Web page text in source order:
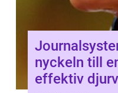
nyckeln till
effektiv